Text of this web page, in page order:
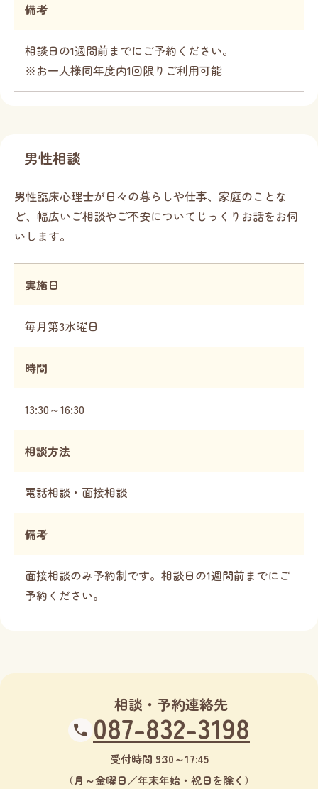
備考
相談日の1週間前までにご予約ください。
※お一人様同年度内1回限りご利用可能
男性相談
男性臨床心理士が日々の暮らしや仕事、家庭のことな
ど、幅広いご相談やご不安についてじっくりお話をお伺
いします。
実施日
毎月第3水曜日
時間
13:30～16:30
相談方法
電話相談・面接相談
備考
面接相談のみ予約制です。相談日の1週間前までにご
予約ください。
相談・予約連絡先
087-832-3198
受付時間 9:30～17:45
（月～金曜日／年末年始・祝日を除く）